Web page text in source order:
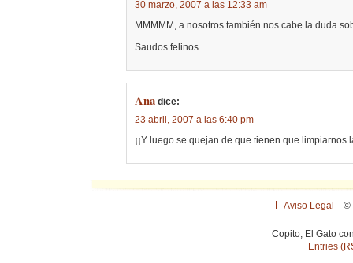
30 marzo, 2007 a las 12:33 am
MMMMM, a nosotros también nos cabe la duda
Saudos felinos.
Ana dice:
23 abril, 2007 a las 6:40 pm
¡¡Y luego se quejan de que tienen que
Aviso Legal ©
Copito, El Gato
Entries